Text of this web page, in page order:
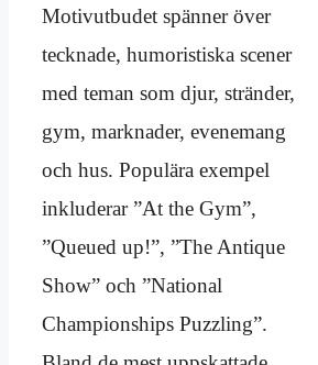
Motivutbudet spänner över
tecknade, humoristiska scener
med teman som djur, stränder,
gym, marknader, evenemang
och hus. Populära exempel
inkluderar ”At the Gym”,
”Queued up!”, ”The Antique
Show” och ”National
Championships Puzzling”.